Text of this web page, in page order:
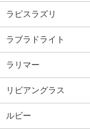
ラピスラズリ
ラブラドライト
ラリマー
リビアングラス
ルビー